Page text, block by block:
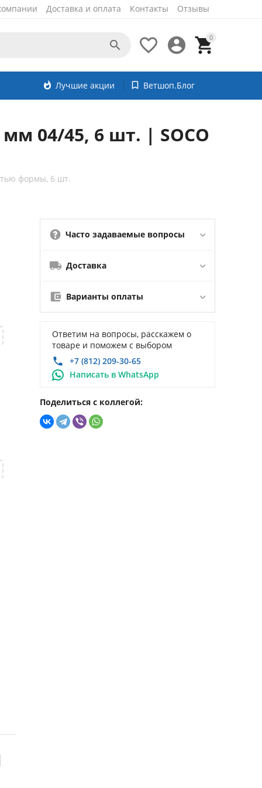
Доставка и оплата Контакты Отзывы
0




whatshot Лучшие акции bookmark_border Ветшоп.Блог
04/45, 6 шт. | SOCO
формы, 6 шт.
Часто задаваемые вопросы
Доставка
Варианты оплаты
Ответим на вопросы, расскажем о
товаре и поможем с выбором
+7 (812) 209-30-65
Написать в WhatsApp
Поделиться с коллегой: